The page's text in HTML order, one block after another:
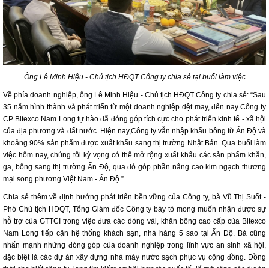
Ông Lê Minh Hiệu - Chủ tịch HĐQT Công ty chia sẻ tại buổi làm việc
Về phía doanh nghiệp, ông Lê Minh Hiệu - Chủ tịch HĐQT Công ty chia sẻ: “Sau
35 năm hình thành và phát triển từ một doanh nghiệp dệt may, đến nay Công ty
CP Bitexco Nam Long tự hào đã đóng góp tích cực cho phát triển kinh tế - xã hội
của địa phương và đất nước. Hiện nay,Công ty vẫn nhập khẩu bông từ Ấn Độ và
khoảng 90% sản phẩm được xuất khẩu sang thị trường Nhật Bản. Qua buổi làm
việc hôm nay, chúng tôi kỳ vọng có thể mở rộng xuất khẩu các sản phẩm khăn,
ga, bông sang thị trường Ấn Độ, qua đó góp phần nâng cao kim ngạch thương
mại song phương Việt Nam - Ấn Độ.”
Chia sẻ thêm về định hướng phát triển bền vững của Công ty, bà Vũ Thị Suốt -
Phó Chủ tịch HĐQT, Tổng Giám đốc Công ty bày tỏ mong muốn nhận được sự
hỗ trợ của GTTCI trong việc đưa các dòng vải, khăn bông cao cấp của Bitexco
Nam Long tiếp cận hệ thống khách sạn, nhà hàng 5 sao tại Ấn Độ. Bà cũng
nhấn mạnh những đóng góp của doanh nghiệp trong lĩnh vực an sinh xã hội,
đặc biệt là các dự án xây dựng nhà máy nước sạch phục vụ cộng đồng. Đồng